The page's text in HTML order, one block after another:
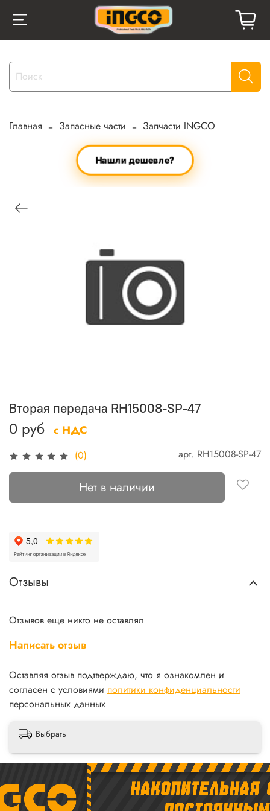
Главная Запасные части Запчасти INGCO
Нашли дешевле?
(0) арт. RH15008-SP-47
Вторая передача RH15008-SP-47
0 руб с НДС
Нет в наличии
Отзывы
Отзывов еще никто не оставлял
Написать отзыв
Оставляя отзыв подтверждаю, что я ознакомлен и
согласен с условиями политики конфиденциальности
персональных данных
Выбрать